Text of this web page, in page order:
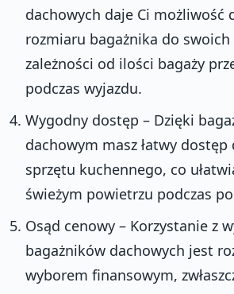
dachowych daje Ci możliwość
rozmiaru bagażnika do
zależności od ilości bagaży
podczas wyjazdu.
Wygodny dostęp – Dzięki
dachowym masz łatwy
sprzętu kuchennego, co
świeżym powietrzu podczas
Osąd cenowy – Korzystanie z
bagażników dachowych jest
wyborem finansowym,